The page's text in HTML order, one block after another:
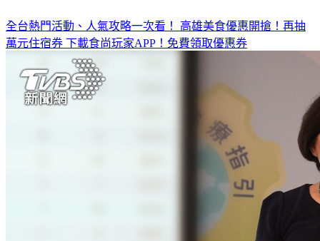
全台熱門活動、人氣攻略一次看！ 高雄美食優惠開搶！再抽
萬元住宿券 下載食尚玩家APP！免費領取優惠券